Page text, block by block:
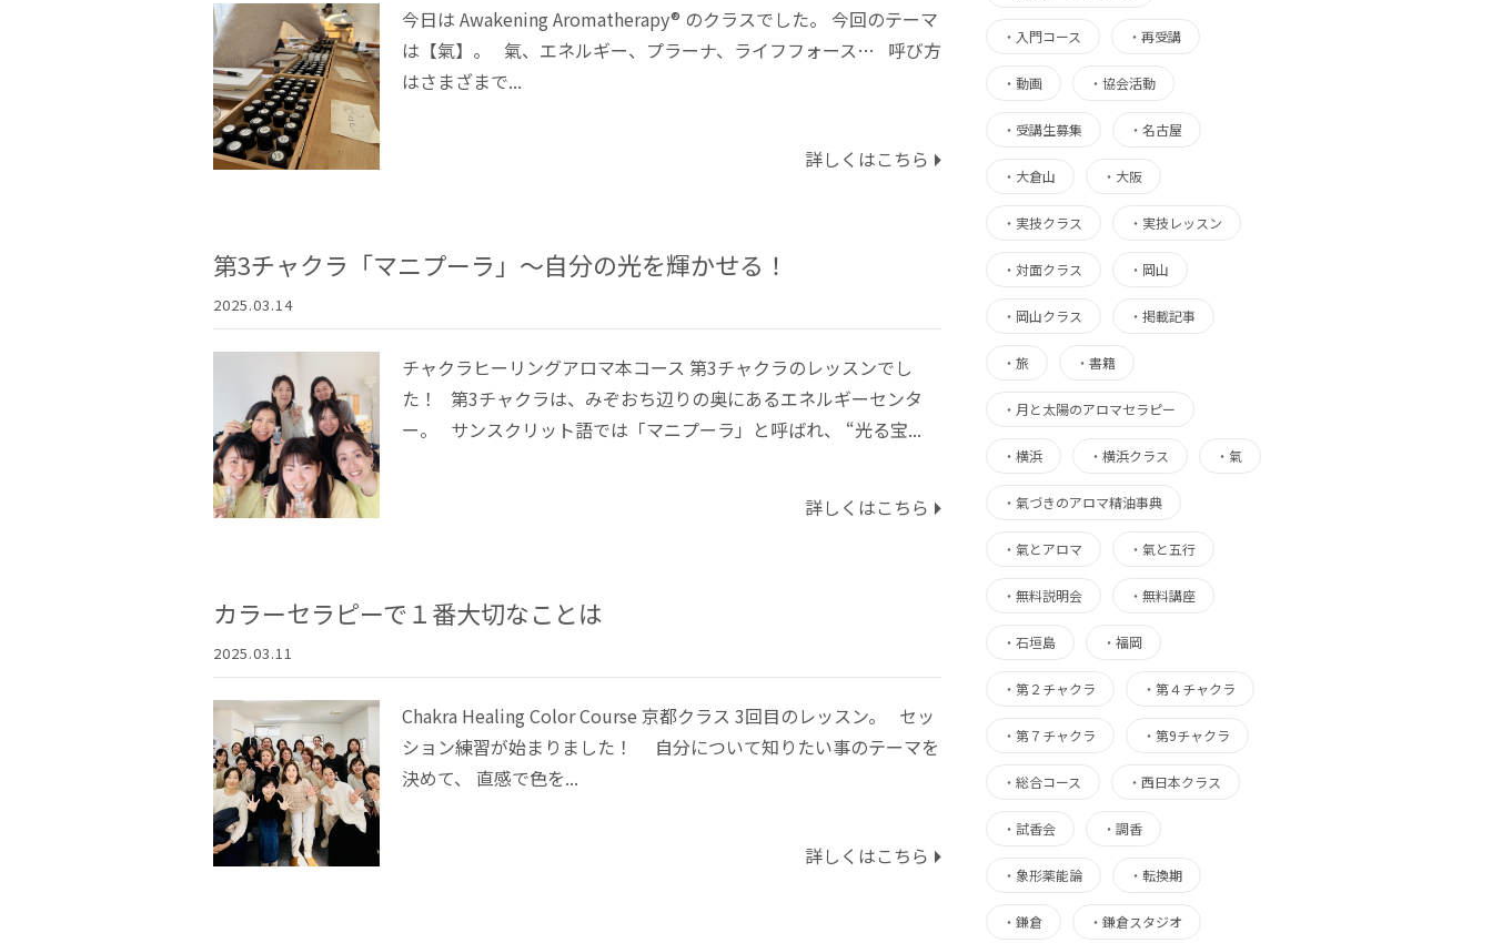
今日は Awakening Aromatherapy®︎ のクラスでした。 今回のテーマ
は【氣】。 氣、エネルギー、プラーナ、ライフフォース… 呼び方
はさまざまで...
詳しくはこちら
第3チャクラ「マニプーラ」〜自分の光を輝かせる！
2025.03.14
チャクラヒーリングアロマ本コース 第3チャクラのレッスンでし
た！ 第3チャクラは、みぞおち辺りの奥にあるエネルギーセンタ
ー。 サンスクリット語では「マニプーラ」と呼ばれ、 “光る宝...
詳しくはこちら
カラーセラピーで１番大切なことは
2025.03.11
Chakra Healing Color Course 京都クラス 3回目のレッスン。 セッ
ション練習が始まりました！ 自分について知りたい事のテーマを
決めて、 直感で色を...
詳しくはこちら
・ 入門コース ・ 再受講
・ 動画 ・ 協会活動
・ 受講生募集 ・ 名古屋
・ 大倉山 ・ 大阪
・ 実技クラス ・ 実技レッスン
・ 対面クラス ・ 岡山
・ 岡山クラス ・ 掲載記事
・ 旅 ・ 書籍
・ 月と太陽のアロマセラピー
・ 横浜 ・ 横浜クラス ・ 氣
・ 氣づきのアロマ精油事典
・ 氣とアロマ ・ 氣と五行
・ 無料説明会 ・ 無料講座
・ 石垣島 ・ 福岡
・ 第２チャクラ ・ 第４チャクラ
・ 第７チャクラ ・ 第9チャクラ
・ 総合コース ・ 西日本クラス
・ 試香会 ・ 調香
・ 象形薬能論 ・ 転換期
・ 鎌倉 ・ 鎌倉スタジオ